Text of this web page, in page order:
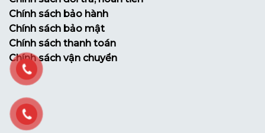
Chính sách bảo hành
Chính sách bảo mật
Chính sách thanh toán
Chính sách vận chuyển